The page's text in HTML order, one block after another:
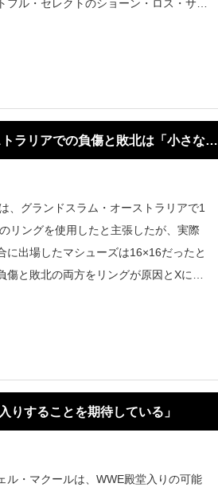
フル・セレクトのショーン・ロス・サッ
ラリアでの負傷と敗北は「小さなリ
、グランドスラム・オーストラリアで1
リングを使用したと主張したが、実際
に出場したマシューズは16×16だったと
傷と敗北の両方をリングが原因とXに投
りすることを期待している」
ル・マクールは、WWE殿堂入りの可能